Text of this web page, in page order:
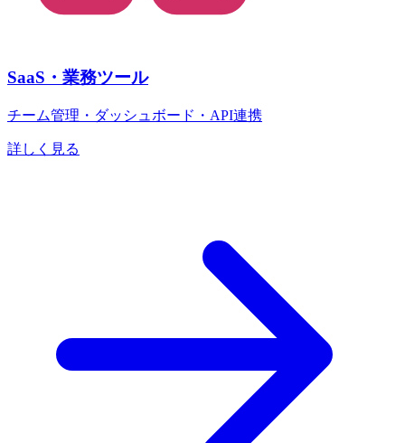
SaaS・業務ツール
チーム管理・ダッシュボード・API連携
詳しく見る